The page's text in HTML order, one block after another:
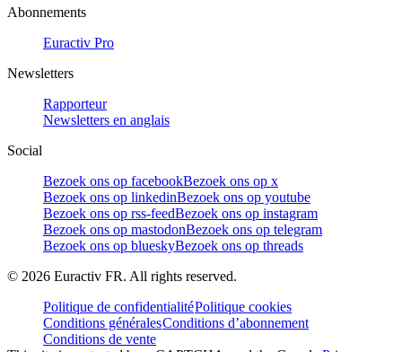
Abonnements
Euractiv Pro
Newsletters
Rapporteur
Newsletters en anglais
Social
Bezoek ons op facebookBezoek ons op x
Bezoek ons op linkedinBezoek ons op youtube
Bezoek ons op rss-feedBezoek ons op instagram
Bezoek ons op mastodonBezoek ons op telegram
Bezoek ons op blueskyBezoek ons op threads
© 2026 Euractiv FR. All rights reserved.
Politique de confidentialitéPolitique cookies
Conditions généralesConditions d’abonnement
Conditions de vente